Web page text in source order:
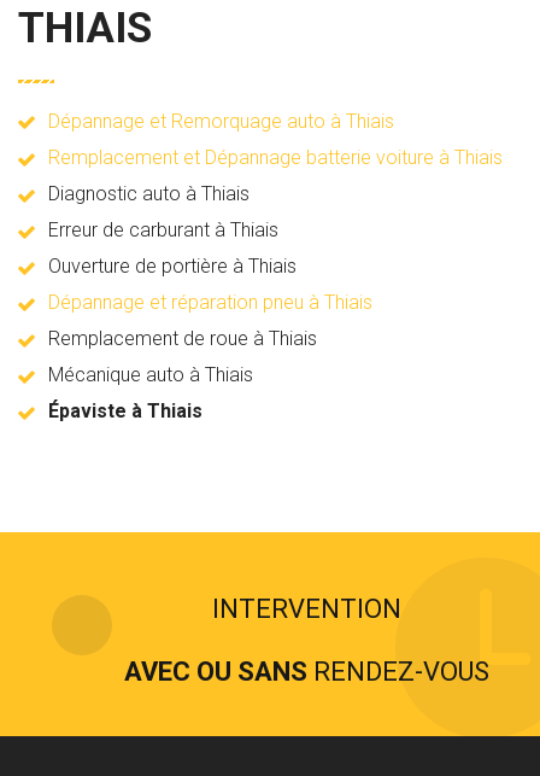
THIAIS
Dépannage et Remorquage auto à Thiais
Remplacement et Dépannage batterie voiture à Thiais
Diagnostic auto à Thiais
Erreur de carburant à Thiais
Ouverture de portière à Thiais
Dépannage et réparation pneu à Thiais
Remplacement de roue à Thiais
Mécanique auto à Thiais
Épaviste à Thiais
INTERVENTION
AVEC OU SANS RENDEZ-VOUS